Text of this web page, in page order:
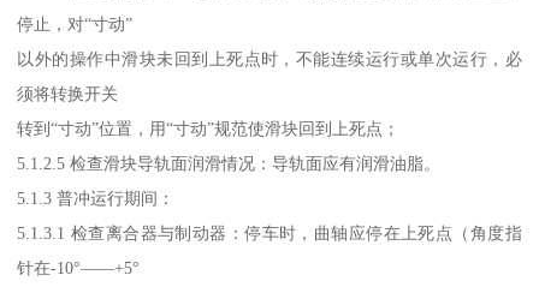
停止，对“寸动”
以外的操作中滑块未回到上死点时，不能连续运行或单次运行，必
须将转换开关
转到“寸动”位置，用“寸动”规范使滑块回到上死点；
5.1.2.5 检查滑块导轨面润滑情况：导轨面应有润滑油脂。
5.1.3 普冲运行期间：
5.1.3.1 检查离合器与制动器：停车时，曲轴应停在上死点（角度指
针在-10°——+5°